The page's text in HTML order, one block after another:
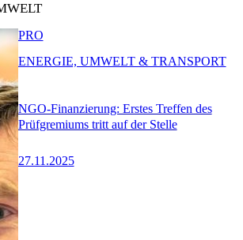
NGO-Finanzierung: Erstes Treffen des
Prüfgremiums tritt auf der Stelle
27.11.2025
PRO
ENERGIE, UMWELT & TRANSPORT